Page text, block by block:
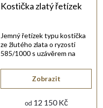
Kostička zlatý řetízek
od 12 150 Kč
Zobrazit
Jemný řetízek typu kostička
ze žlutého zlata o ryzosti
585/1000 s uzávěrem na